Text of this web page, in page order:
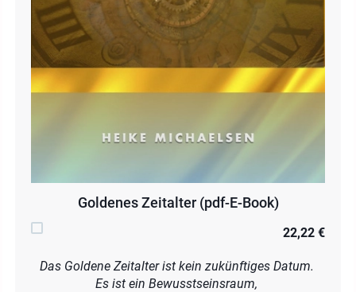
Goldenes Zeitalter (pdf-E-Book)
22,22 €
Das Goldene Zeitalter ist kein zukünftiges Datum.
Es ist ein Bewusstseinsraum,